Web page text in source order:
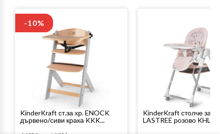
-10%
KinderKraft ст.за хр. ENOCK
дървено/сиви крака KKK...
KinderKraft столче за
LASTREE розово